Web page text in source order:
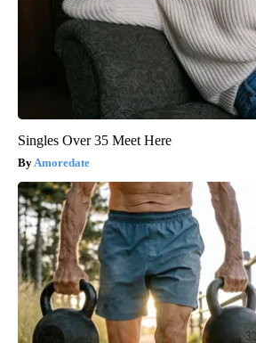
Singles Over 35 Meet Here
Amoredate